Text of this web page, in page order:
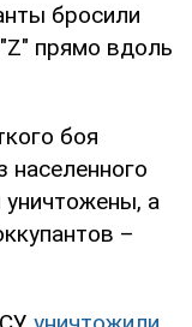
бросили
прямо вдоль
боя
населенного
уничтожены, а
–